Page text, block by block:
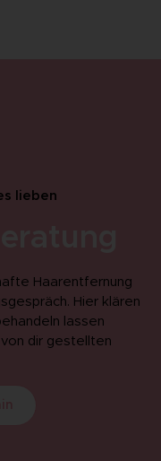
lieben
Haarentfernung
Hier klären
lassen
dir gestellten